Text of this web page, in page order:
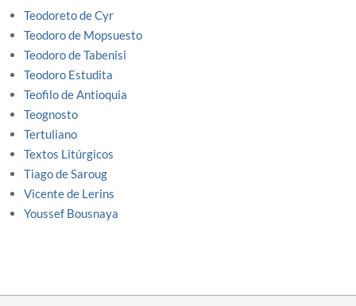
Teodoreto de Cyr
Teodoro de Mopsuesto
Teodoro de Tabenisi
Teodoro Estudita
Teofilo de Antioquia
Teognosto
Tertuliano
Textos Litúrgicos
Tiago de Saroug
Vicente de Lerins
Youssef Bousnaya